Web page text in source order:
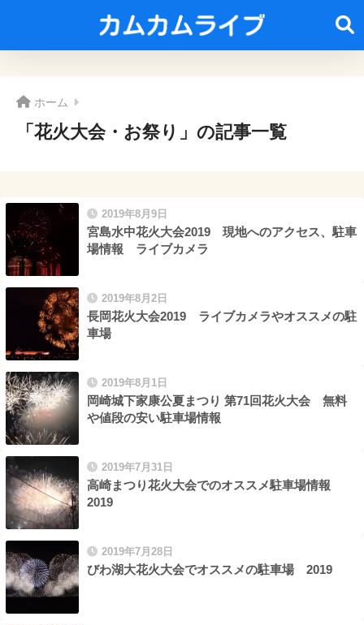
ホーム
「花火大会・お祭り」の記事一覧
2019年8月9日
宮島水中花火大会2019 現地へのアクセス、駐車
場情報 ライブカメラ
2019年8月2日
長岡花火大会2019 ライブカメラやオススメの駐
車場
2019年8月1日
岡崎城下家康公夏まつり 第71回花火大会 無料
や値段の安い駐車場情報
2019年7月31日
高崎まつり花火大会でのオススメ駐車場情報
2019
2019年7月28日
びわ湖大花火大会でオススメの駐車場 2019